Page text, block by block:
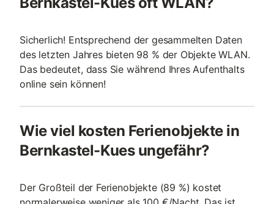
Sicherlich! Entsprechend der gesammelten Daten
des letzten Jahres bieten 98 % der Objekte WLAN.
Das bedeutet, dass Sie während Ihres Aufenthalts
online sein können!
Wie viel kosten Ferienobjekte in
Bernkastel-Kues ungefähr?
Der Großteil der Ferienobjekte (89 %) kostet